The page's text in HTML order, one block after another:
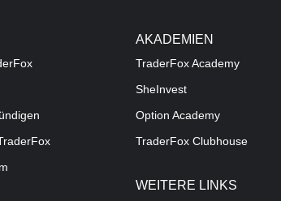
AKADEMIEN
TraderFox Academy
SheInvest
Option Academy
TraderFox Clubhouse
WEITERE LINKS